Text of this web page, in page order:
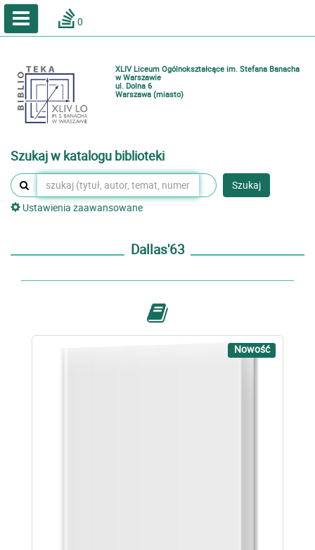
Katalog online biblioteki szkolnej
Lektury
0
XLIV Liceum Ogólnokształcące im. Stefana Banacha
w Warszawie
ul. Dolna 6
Warszawa (miasto)
Szukaj w katalogu biblioteki
Szukaj
Ustawienia zaawansowane
Dallas'63
Nowość